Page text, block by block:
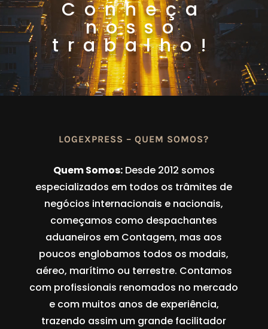
Conheça
nosso
trabalho!
LOGEXPRESS – QUEM SOMOS?
Quem Somos:Desde 2012 somos
especializados em todos os trâmites de
negócios internacionais e nacionais,
começamos como despachantes
aduaneiros em Contagem, mas aos
poucos englobamos todos os modais,
aéreo, marítimo ou terrestre. Contamos
com profissionais renomados no mercado
e com muitos anos de experiência,
trazendo assim um grande facilitador